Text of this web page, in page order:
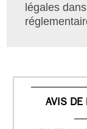
légales
AVIS DE